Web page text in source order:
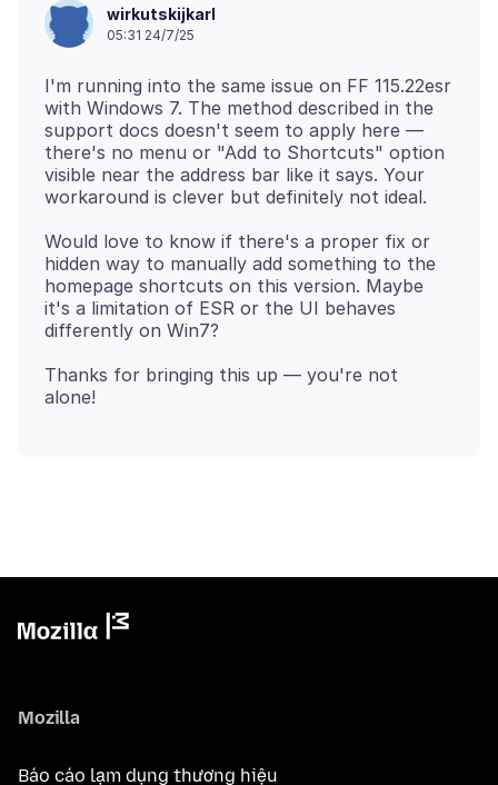
wirkutskijkarl
05:31 24/7/25
I'm running into the same issue on FF 115.22esr
with Windows 7. The method described in the
support docs doesn't seem to apply here —
there's no menu or "Add to Shortcuts" option
visible near the address bar like it says. Your
Would love to know if there's a proper fix or
hidden way to manually add something to the
homepage shortcuts on this version. Maybe
it's a limitation of ESR or the UI behaves
Thanks for bringing this up — you're not
Mozilla
Báo cáo lạm dụng thương hiệu